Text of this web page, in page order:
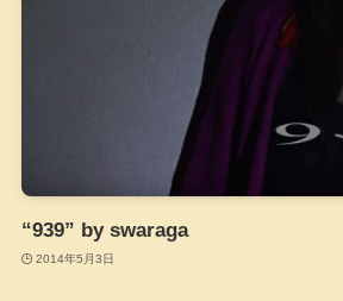
“939” by swaraga
2014年5月3日